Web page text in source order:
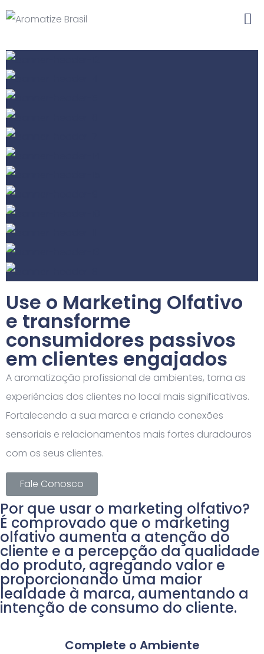
Use o Marketing Olfativo
e transforme
consumidores passivos
em clientes engajados
A aromatização profissional de ambientes, torna as
experiências dos clientes no local mais significativas.
Fortalecendo a sua marca e criando conexões
sensoriais e relacionamentos mais fortes duradouros
com os seus clientes.
Fale Conosco
Por que usar o marketing olfativo?
É comprovado que o marketing
olfativo aumenta a atenção do
cliente e a percepção da qualidade
do produto, agregando valor e
proporcionando uma maior
lealdade à marca, aumentando a
intenção de consumo do cliente.
Complete o Ambiente